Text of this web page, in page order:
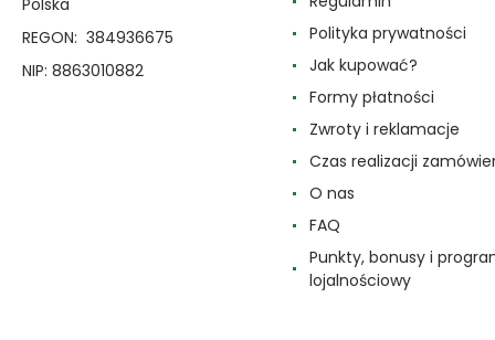
REGON: 384936675
NIP: 8863010882
Polityka prywatności
Jak kupować?
Formy płatności
Zwroty i reklamacje
Czas realizacji
O nas
FAQ
Punkty, bonusy i
lojalnościowy